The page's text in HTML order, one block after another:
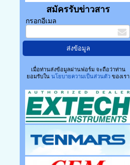
สมัครรับข่าวสาร
กรอกอีเมล
เมื่อท่านส่งข้อมูลผ่านฟอร์ม จะถือว่าท่าน
ยอมรับใน นโยบายความเป็นส่วนตัวของเรา